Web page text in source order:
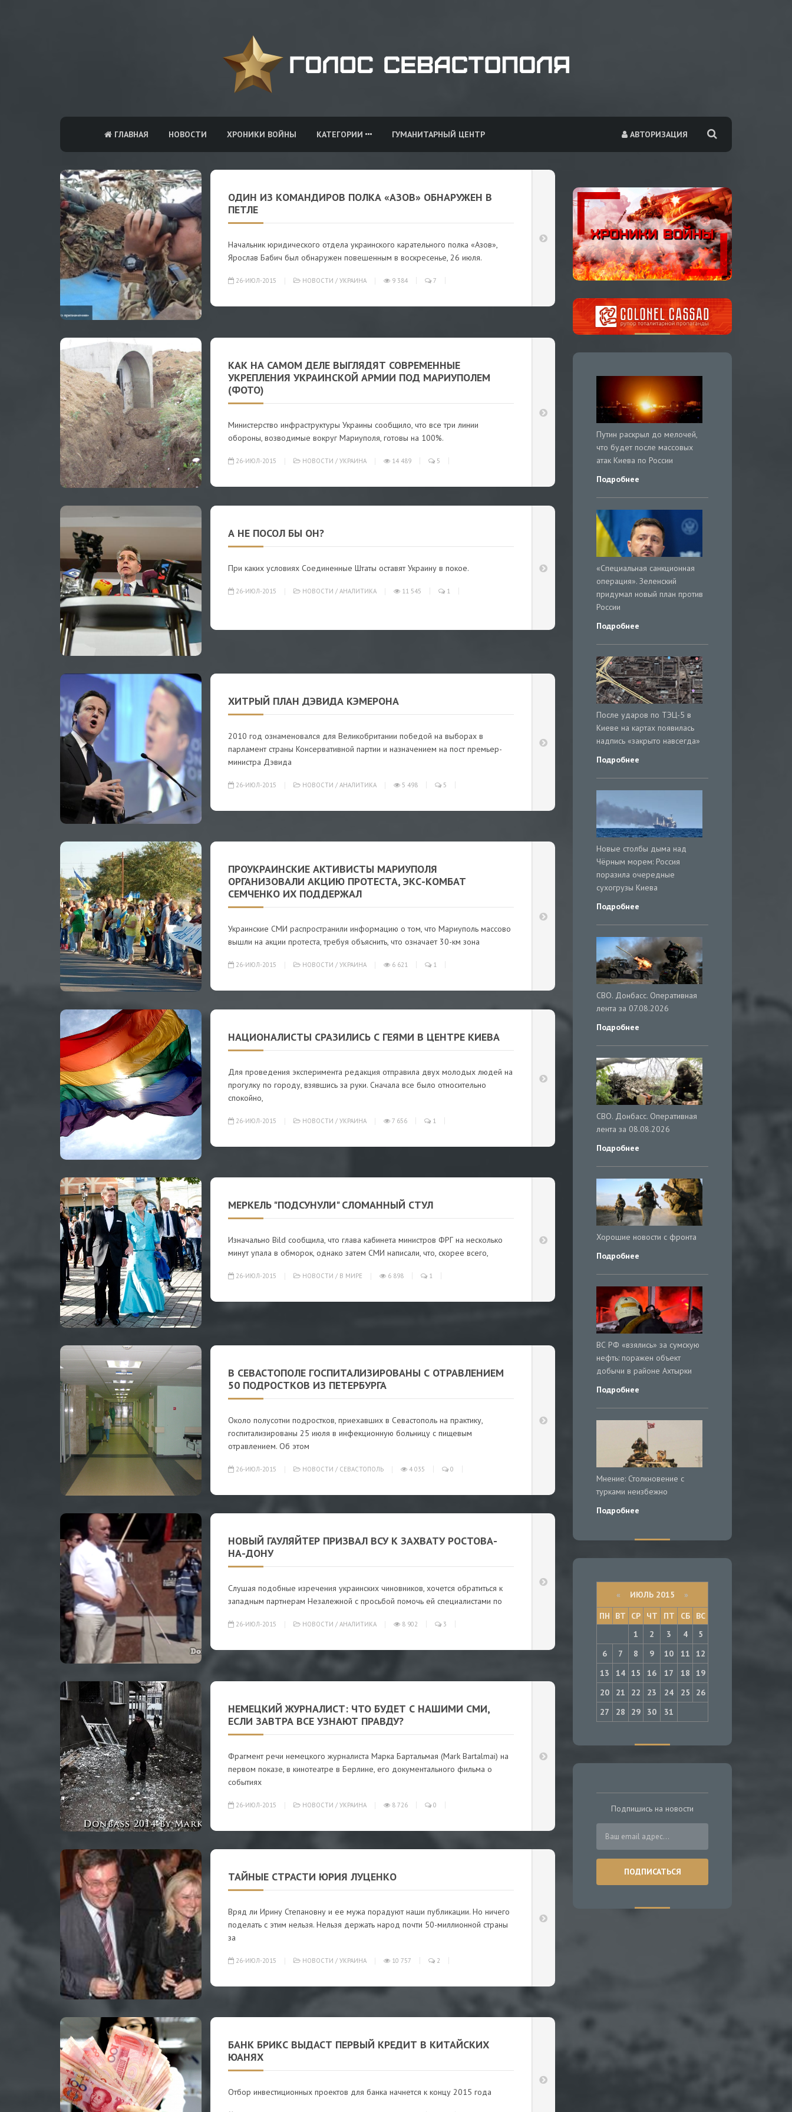
АВТОРИЗАЦИЯ
ГЛАВНАЯ НОВОСТИ ХРОНИКИ ВОЙНЫ КАТЕГОРИИ ГУМАНИТАРНЫЙ ЦЕНТР
ОДИН ИЗ КОМАНДИРОВ ПОЛКА «АЗОВ» ОБНАРУЖЕН В
ПЕТЛЕ
Начальник юридического отдела украинского карательного полка «Азов»,
Ярослав Бабич был обнаружен повешенным в воскресенье, 26 июля.
26-ИЮЛ-2015 НОВОСТИ / УКРАИНА 9 384 7
КАК НА САМОМ ДЕЛЕ ВЫГЛЯДЯТ СОВРЕМЕННЫЕ
УКРЕПЛЕНИЯ УКРАИНСКОЙ АРМИИ ПОД МАРИУПОЛЕМ
(ФОТО)
Министерство инфраструктуры Украины сообщило, что все три линии
обороны, возводимые вокруг Мариуполя, готовы на 100%.
26-ИЮЛ-2015 НОВОСТИ / УКРАИНА 14 489 5
А НЕ ПОСОЛ БЫ ОН?
При каких условиях Соединенные Штаты оставят Украину в покое.
26-ИЮЛ-2015 НОВОСТИ / АНАЛИТИКА 11 545 1
ХИТРЫЙ ПЛАН ДЭВИДА КЭМЕРОНА
2010 год ознаменовался для Великобритании победой на выборах в
парламент страны Консервативной партии и назначением на пост премьер-
министра Дэвида
26-ИЮЛ-2015 НОВОСТИ / АНАЛИТИКА 5 498 5
ПРОУКРАИНСКИЕ АКТИВИСТЫ МАРИУПОЛЯ
ОРГАНИЗОВАЛИ АКЦИЮ ПРОТЕСТА, ЭКС-КОМБАТ
СЕМЧЕНКО ИХ ПОДДЕРЖАЛ
Украинские СМИ распространили информацию о том, что Мариуполь массово
вышли на акции протеста, требуя объяснить, что означает 30-км зона
26-ИЮЛ-2015 НОВОСТИ / УКРАИНА 6 621 1
НАЦИОНАЛИСТЫ СРАЗИЛИСЬ С ГЕЯМИ В ЦЕНТРЕ КИЕВА
Для проведения эксперимента редакция отправила двух молодых людей на
прогулку по городу, взявшись за руки. Сначала все было относительно
спокойно,
26-ИЮЛ-2015 НОВОСТИ / УКРАИНА 7 656 1
МЕРКЕЛЬ "ПОДСУНУЛИ" СЛОМАННЫЙ СТУЛ
Изначально Bild сообщила, что глава кабинета министров ФРГ на несколько
минут упала в обморок, однако затем СМИ написали, что, скорее всего,
26-ИЮЛ-2015 НОВОСТИ / В МИРЕ 6 898 1
В СЕВАСТОПОЛЕ ГОСПИТАЛИЗИРОВАНЫ С ОТРАВЛЕНИЕМ
50 ПОДРОСТКОВ ИЗ ПЕТЕРБУРГА
Около полусотни подростков, приехавших в Севастополь на практику,
госпитализированы 25 июля в инфекционную больницу с пищевым
отравлением. Об этом
26-ИЮЛ-2015 НОВОСТИ / СЕВАСТОПОЛЬ 4 035 0
НОВЫЙ ГАУЛЯЙТЕР ПРИЗВАЛ ВСУ К ЗАХВАТУ РОСТОВА-
НА-ДОНУ
Слушая подобные изречения украинских чиновников, хочется обратиться к
западным партнерам Незалежной с просьбой помочь ей специалистами по
26-ИЮЛ-2015 НОВОСТИ / АНАЛИТИКА 8 902 3
НЕМЕЦКИЙ ЖУРНАЛИСТ: ЧТО БУДЕТ С НАШИМИ СМИ,
ЕСЛИ ЗАВТРА ВСЕ УЗНАЮТ ПРАВДУ?
Фрагмент речи немецкого журналиста Марка Бартальмая (Mark Bartalmai) на
первом показе, в кинотеатре в Берлине, его документального фильма о
событиях
26-ИЮЛ-2015 НОВОСТИ / УКРАИНА 8 726 0
ТАЙНЫЕ СТРАСТИ ЮРИЯ ЛУЦЕНКО
Вряд ли Ирину Степановну и ее мужа порадуют наши публикации. Но ничего
поделать с этим нельзя. Нельзя держать народ почти 50-миллионной страны
за
26-ИЮЛ-2015 НОВОСТИ / УКРАИНА 10 757 2
БАНК БРИКС ВЫДАСТ ПЕРВЫЙ КРЕДИТ В КИТАЙСКИХ
ЮАНЯХ
Отбор инвестиционных проектов для банка начнется к концу 2015 года
Путин раскрыл до мелочей,
что будет после массовых
атак Киева по России
Подробнее
«Специальная санкционная
операция». Зеленский
придумал новый план против
России
Подробнее
После ударов по ТЭЦ-5 в
Киеве на картах появилась
надпись «закрыто навсегда»
Подробнее
Новые столбы дыма над
Чёрным морем: Россия
поразила очередные
сухогрузы Киева
Подробнее
СВО. Донбасс. Оперативная
лента за 07.08.2026
Подробнее
СВО. Донбасс. Оперативная
лента за 08.08.2026
Подробнее
Хорошие новости с фронта
Подробнее
ВС РФ «взялись» за сумскую
нефть: поражен объект
добычи в районе Ахтырки
Подробнее
Мнение: Столкновение с
турками неизбежно
Подробнее
« ИЮЛЬ 2015 »
ПН
ВТ СР ЧТ ПТ СБ
ВС
1
2 3 4
5
6
7 8 9 10 11
12
13
14 15 16 17 18
19
20
21 22 23 24 25
26
27
28 29 30 31
Подпишись на новости